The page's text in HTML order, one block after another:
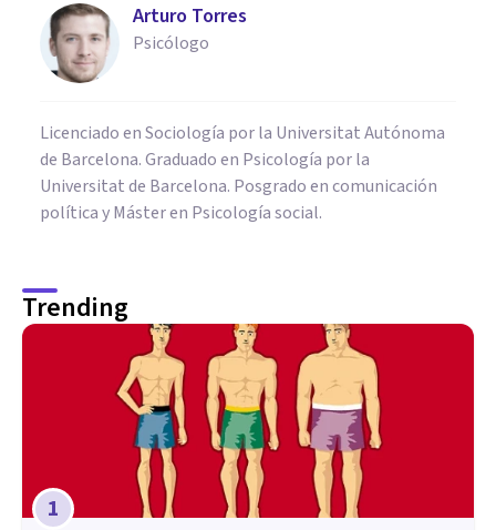
Arturo Torres
Psicólogo
Licenciado en Sociología por la Universitat Autónoma
de Barcelona. Graduado en Psicología por la
Universitat de Barcelona. Posgrado en comunicación
política y Máster en Psicología social.
Trending
1